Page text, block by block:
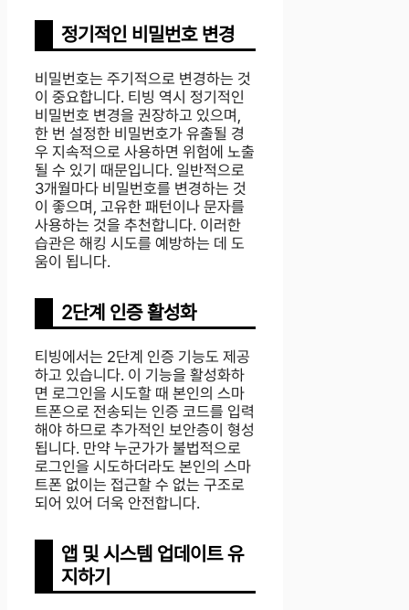
정기적인 비밀번호 변경
비밀번호는 주기적으로 변경하는 것
이 중요합니다. 티빙 역시 정기적인
비밀번호 변경을 권장하고 있으며,
한 번 설정한 비밀번호가 유출될 경
우 지속적으로 사용하면 위험에 노출
될 수 있기 때문입니다. 일반적으로
3개월마다 비밀번호를 변경하는 것
이 좋으며, 고유한 패턴이나 문자를
사용하는 것을 추천합니다. 이러한
습관은 해킹 시도를 예방하는 데 도
움이 됩니다.
2단계 인증 활성화
티빙에서는 2단계 인증 기능도 제공
하고 있습니다. 이 기능을 활성화하
면 로그인을 시도할 때 본인의 스마
트폰으로 전송되는 인증 코드를 입력
해야 하므로 추가적인 보안층이 형성
됩니다. 만약 누군가가 불법적으로
로그인을 시도하더라도 본인의 스마
트폰 없이는 접근할 수 없는 구조로
되어 있어 더욱 안전합니다.
앱 및 시스템 업데이트 유
지하기